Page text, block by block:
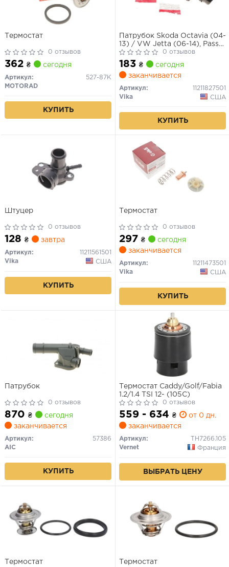
Термостат
0 отзывов
362 ₴ сегодня
Артикул:
527-87K
MOTORAD
КУПИТЬ
Патрубок Skoda Octavia (04-
13) / VW Jetta (06-14), Passat
(09-15), Tiguan (08-18), T5
(12-16) / Audi A4 (08-15), A6
(11-14)), Q5 (09-17)
(11211827501) VIKA
0 отзывов
183 ₴
сегодня
заканчивается
Артикул:
11211827501
Vika
США
КУПИТЬ
Штуцер
0 отзывов
128 ₴ завтра
Артикул:
11211561501
Vika
США
КУПИТЬ
Термостат
0 отзывов
297 ₴
сегодня
заканчивается
Артикул:
11211473501
Vika
США
КУПИТЬ
Патрубок
0 отзывов
870 ₴
сегодня
заканчивается
Артикул:
57386
AIC
КУПИТЬ
Термостат Caddy/Golf/Fabia
1.2/1.4 TSI 12- (105C)
0 отзывов
559 - 634 ₴
от 0 дн.
заканчивается
Артикул:
TH7266.105
Vernet
Франция
ВЫБРАТЬ ЦЕНУ
Термостат Термостат